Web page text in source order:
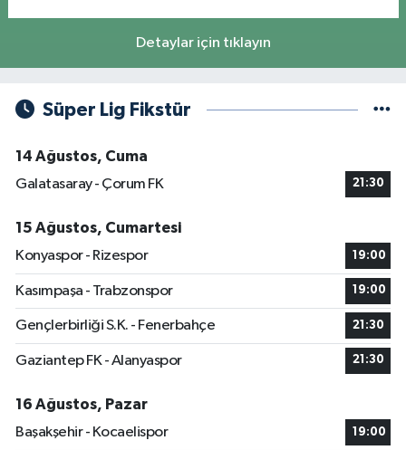
Detaylar için tıklayın
Süper Lig Fikstür
14 Ağustos, Cuma
Galatasaray - Çorum FK
21:30
15 Ağustos, Cumartesi
Konyaspor - Rizespor
19:00
Kasımpaşa - Trabzonspor 19:00
Gençlerbirliği S.K. - Fenerbahçe 21:30
Gaziantep FK - Alanyaspor 21:30
16 Ağustos, Pazar
Başakşehir - Kocaelispor
19:00